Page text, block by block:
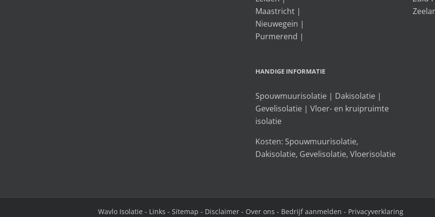
Maastricht|
Nieuwegein |
Purmerend |
HANDIGE INFORMATIE
Spouwmuurisolatie | Dakisolatie |
Gevelisolatie | Vloer- en kruipruimte
isolatie
Kosten: Spouwmuurisolatie,
Dakisolatie, Gevelisolatie, Vloerisolatie
Wavlo Isolatie - Links - Sitemap - Disclaimer - Over ons - Bedrijf aanmelden - Privacyverklaring